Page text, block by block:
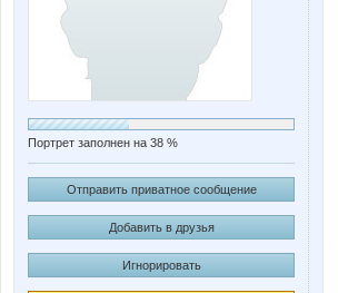
Портрет заполнен на 38 %
Отправить приватное сообщение
Добавить в друзья
Игнорировать